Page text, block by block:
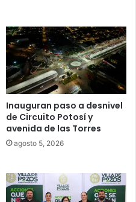
Inauguran paso a desnivel
de Circuito Potosí y
avenida de las Torres
agosto 5, 2026